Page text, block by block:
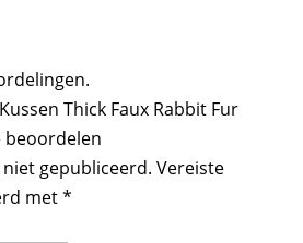
Thick Faux Rabbit Fur
beoordelen
gepubliceerd. Vereiste
met*